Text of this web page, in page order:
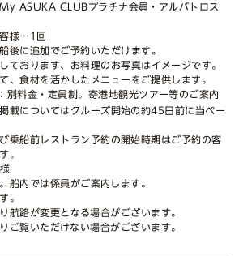
ASUKA CLUBプラチナ会員・アルバトロス
客様…1回
後に追加でご予約いただけます。
ております、お料理のお写真はイメージです。
、食材を活かしたメニューをご提供します。
別料金・定員制。寄港地観光ツアー等のご案内
載についてはクルーズ開始の約45日前に当ペー
乗船前レストラン予約の開始時期はご予約の客
。
船内では係員がご案内します。
。
航路が変更となる場合がございます。
ご覧いただけない場合がございます。